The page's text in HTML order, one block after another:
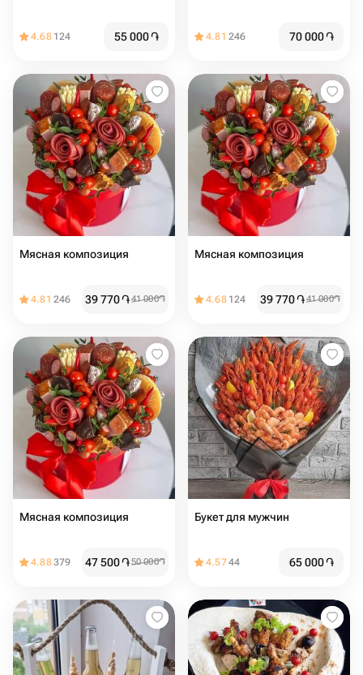
4.68 124 55 000֏ 4.81 246 70 000֏
Мясная композиция
4.81 246 39 770֏41 000֏
Мясная композиция
4.68 124 39 770֏41 000֏
Мясная композиция
4.88379 47 500֏50 000֏
Букет для мужчин
4.5744 65 000֏